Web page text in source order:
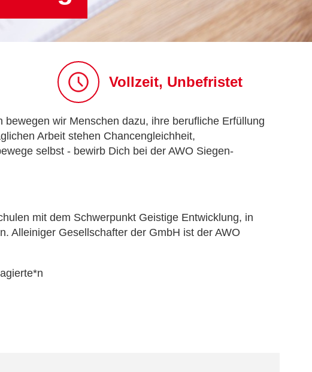
Vollzeit, Unbefristet
wir Menschen dazu, ihre berufliche Erfüllung
Arbeit stehen Chancengleichheit,
selbst - bewirb Dich bei der AWO Siegen-
mit dem Schwerpunkt Geistige Entwicklung, in
Alleiniger Gesellschafter der GmbH ist der AWO